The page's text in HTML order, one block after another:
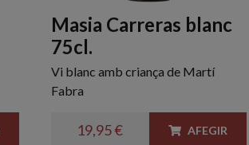
Masia Carreras blanc
75cl.
Vi blanc amb criança de Martí
Fabra
19,95 € AFEGIR